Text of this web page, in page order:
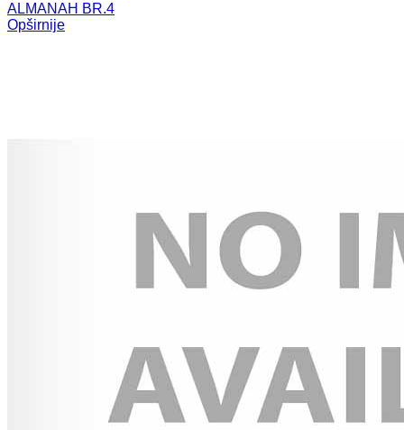
ALMANAH BR.4
Opširnije